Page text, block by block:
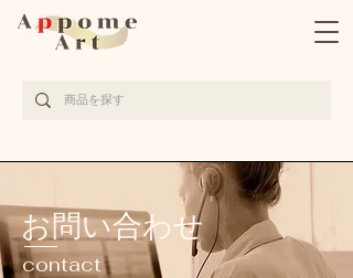
お問い合わせ
contact